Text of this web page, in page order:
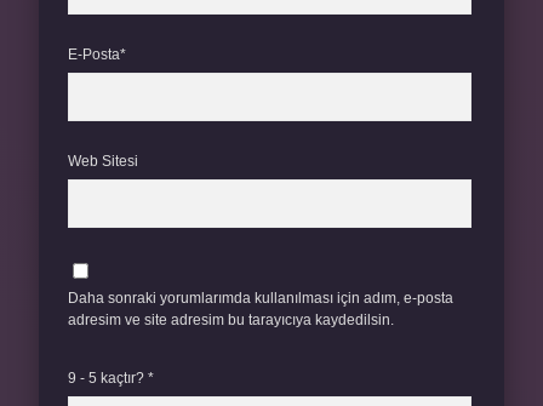
E-Posta*
Web Sitesi
Daha sonraki yorumlarımda kullanılması için adım, e-posta
adresim ve site adresim bu tarayıcıya kaydedilsin.
9 - 5 kaçtır? *